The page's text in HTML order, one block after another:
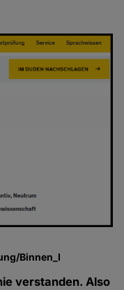
Binnen_I
verstanden. Also